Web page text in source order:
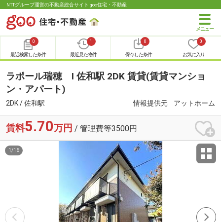
NTTグループ運営の不動産総合サイト goo住宅・不動産
0
最近検索した条件
1
最近見た物件
0
保存した条件
0
お気に入り
ラポール瑞穂 Ⅰ 佐和駅 2DK 賃貸(賃貸マンショ
ン・アパート)
2DK / 佐和駅 情報提供元 アットホーム
賃料5.70万円 / 管理費等3500円
1 /16